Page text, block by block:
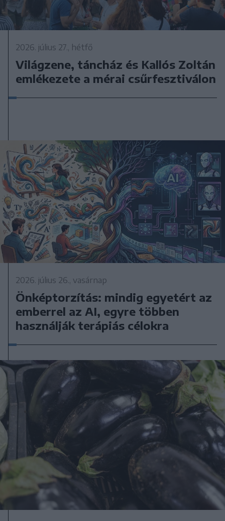
2026. július 27., hétfő
Világzene, táncház és Kallós Zoltán
emlékezete a mérai csűrfesztiválon
2026. július 26., vasárnap
Önképtorzítás: mindig egyetért az
emberrel az AI, egyre többen
használják terápiás célokra